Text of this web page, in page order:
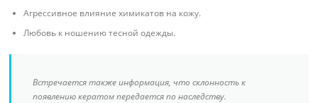
Агрессивное влияние химикатов на кожу.
Любовь к ношению тесной одежды.
Встречается также информация, что склонность к
появлению кератом передается по наследству.